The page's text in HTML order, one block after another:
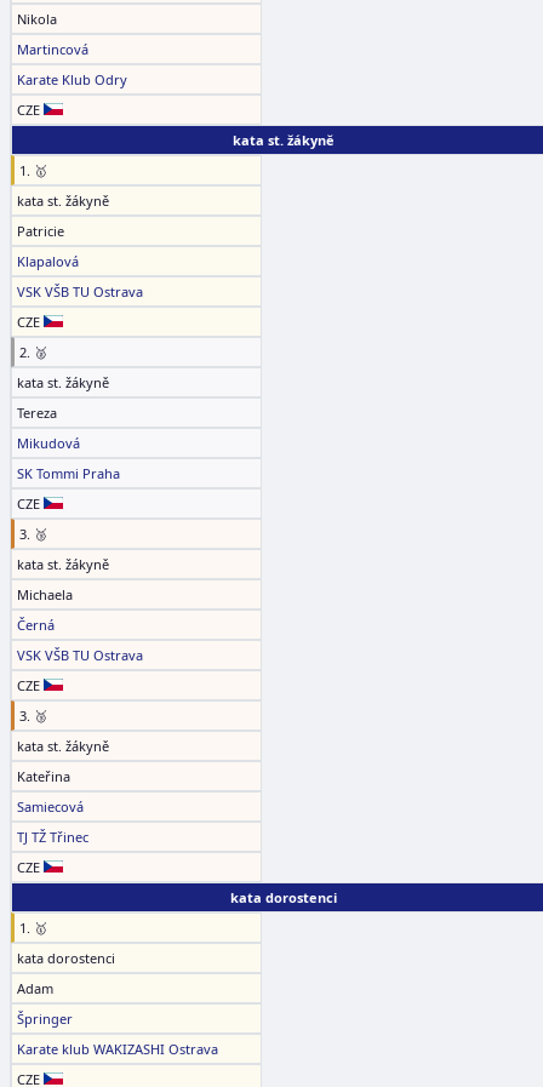
Nikola
Martincová
Karate Klub Odry
CZE
kata st. žákyně
1. 🥇
kata st. žákyně
Patricie
Klapalová
VSK VŠB TU Ostrava
CZE
2. 🥈
kata st. žákyně
Tereza
Mikudová
SK Tommi Praha
CZE
3. 🥉
kata st. žákyně
Michaela
Černá
VSK VŠB TU Ostrava
CZE
3. 🥉
kata st. žákyně
Kateřina
Samiecová
TJ TŽ Třinec
CZE
kata dorostenci
1. 🥇
kata dorostenci
Adam
Špringer
Karate klub WAKIZASHI Ostrava
CZE